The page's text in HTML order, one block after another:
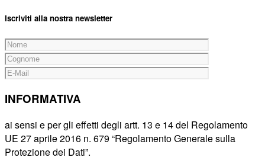
Iscriviti alla nostra newsletter
INFORMATIVA
ai sensi e per gli effetti degli artt. 13 e 14 del Regolamento
UE 27 aprile 2016 n. 679 “Regolamento Generale sulla
Protezione dei Dati”.